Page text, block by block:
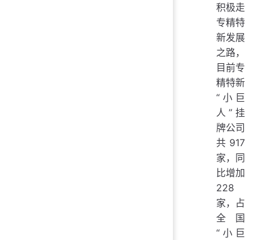
积极走
专精特
新发展
之路，
目前专
精特新
“小巨
人”挂
牌公司
共917
家，同
比增加
228
家，占
全国
“小巨